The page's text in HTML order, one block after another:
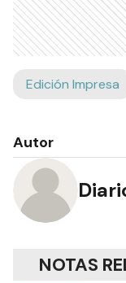
Edición Impresa
Autor
NOTAS